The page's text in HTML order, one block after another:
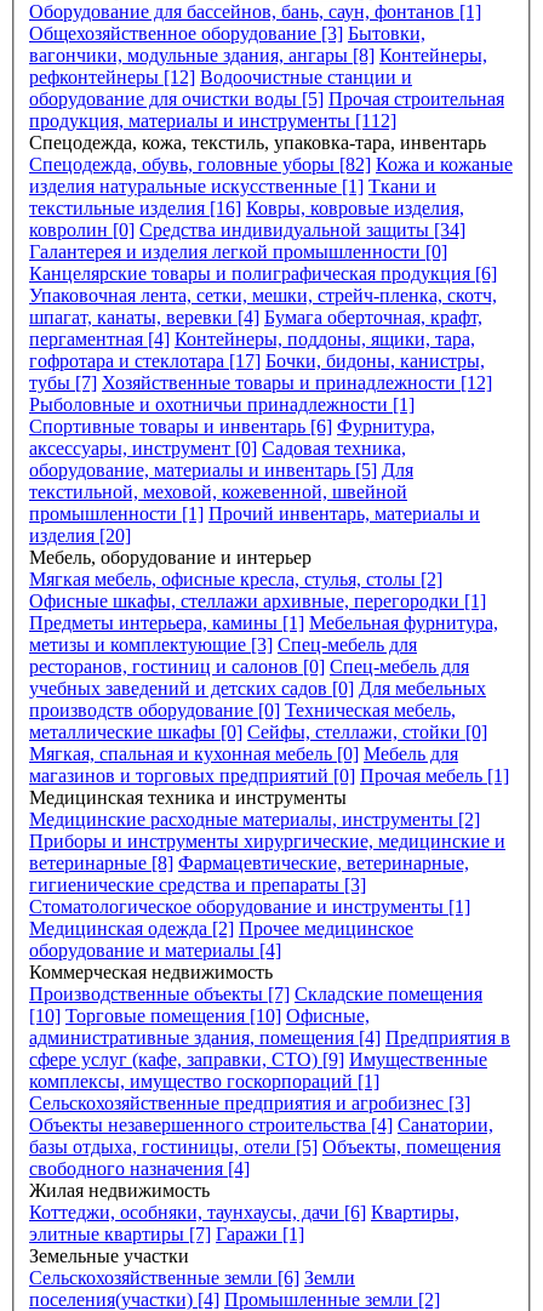
Оборудование для бассейнов, бань, саун, фонтанов [1]
Общехозяйственное оборудование [3] Бытовки,
вагончики, модульные здания, ангары [8] Контейнеры,
рефконтейнеры [12] Водоочистные станции и
оборудование для очистки воды [5] Прочая строительная
продукция, материалы и инструменты [112]
Спецодежда, кожа, текстиль, упаковка-тара, инвентарь
Спецодежда, обувь, головные уборы [82] Кожа и кожаные
изделия натуральные искусственные [1] Ткани и
текстильные изделия [16] Ковры, ковровые изделия,
ковролин [0] Средства индивидуальной защиты [34]
Галантерея и изделия легкой промышленности [0]
Канцелярские товары и полиграфическая продукция [6]
Упаковочная лента, сетки, мешки, стрейч-пленка, скотч,
шпагат, канаты, веревки [4] Бумага оберточная, крафт,
пергаментная [4] Контейнеры, поддоны, ящики, тара,
гофротара и стеклотара [17] Бочки, бидоны, канистры,
тубы [7] Хозяйственные товары и принадлежности [12]
Рыболовные и охотничьи принадлежности [1]
Спортивные товары и инвентарь [6] Фурнитура,
аксессуары, инструмент [0] Садовая техника,
оборудование, материалы и инвентарь [5] Для
текстильной, меховой, кожевенной, швейной
промышленности [1] Прочий инвентарь, материалы и
изделия [20]
Мебель, оборудование и интерьер
Мягкая мебель, офисные кресла, стулья, столы [2]
Офисные шкафы, стеллажи архивные, перегородки [1]
Предметы интерьера, камины [1] Мебельная фурнитура,
метизы и комплектующие [3] Спец-мебель для
ресторанов, гостиниц и салонов [0] Спец-мебель для
учебных заведений и детских садов [0] Для мебельных
производств оборудование [0] Техническая мебель,
металлические шкафы [0] Сейфы, стеллажи, стойки [0]
Мягкая, спальная и кухонная мебель [0] Мебель для
магазинов и торговых предприятий [0] Прочая мебель [1]
Медицинская техника и инструменты
Медицинские расходные материалы, инструменты [2]
Приборы и инструменты хирургические, медицинские и
ветеринарные [8] Фармацевтические, ветеринарные,
гигиенические средства и препараты [3]
Стоматологическое оборудование и инструменты [1]
Медицинская одежда [2] Прочее медицинское
оборудование и материалы [4]
Коммерческая недвижимость
Производственные объекты [7] Складские помещения
[10] Торговые помещения [10] Офисные,
административные здания, помещения [4] Предприятия в
сфере услуг (кафе, заправки, СТО) [9] Имущественные
комплексы, имущество госкорпораций [1]
Сельскохозяйственные предприятия и агробизнес [3]
Объекты незавершенного строительства [4] Санатории,
базы отдыха, гостиницы, отели [5] Объекты, помещения
свободного назначения [4]
Жилая недвижимость
Коттеджи, особняки, таунхаусы, дачи [6] Квартиры,
элитные квартиры [7] Гаражи [1]
Земельные участки
Сельскохозяйственные земли [6] Земли
поселения(участки) [4] Промышленные земли [2]